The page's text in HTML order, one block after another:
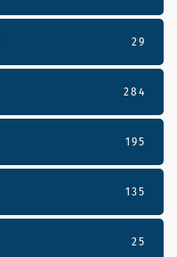
29
284
195
135
25